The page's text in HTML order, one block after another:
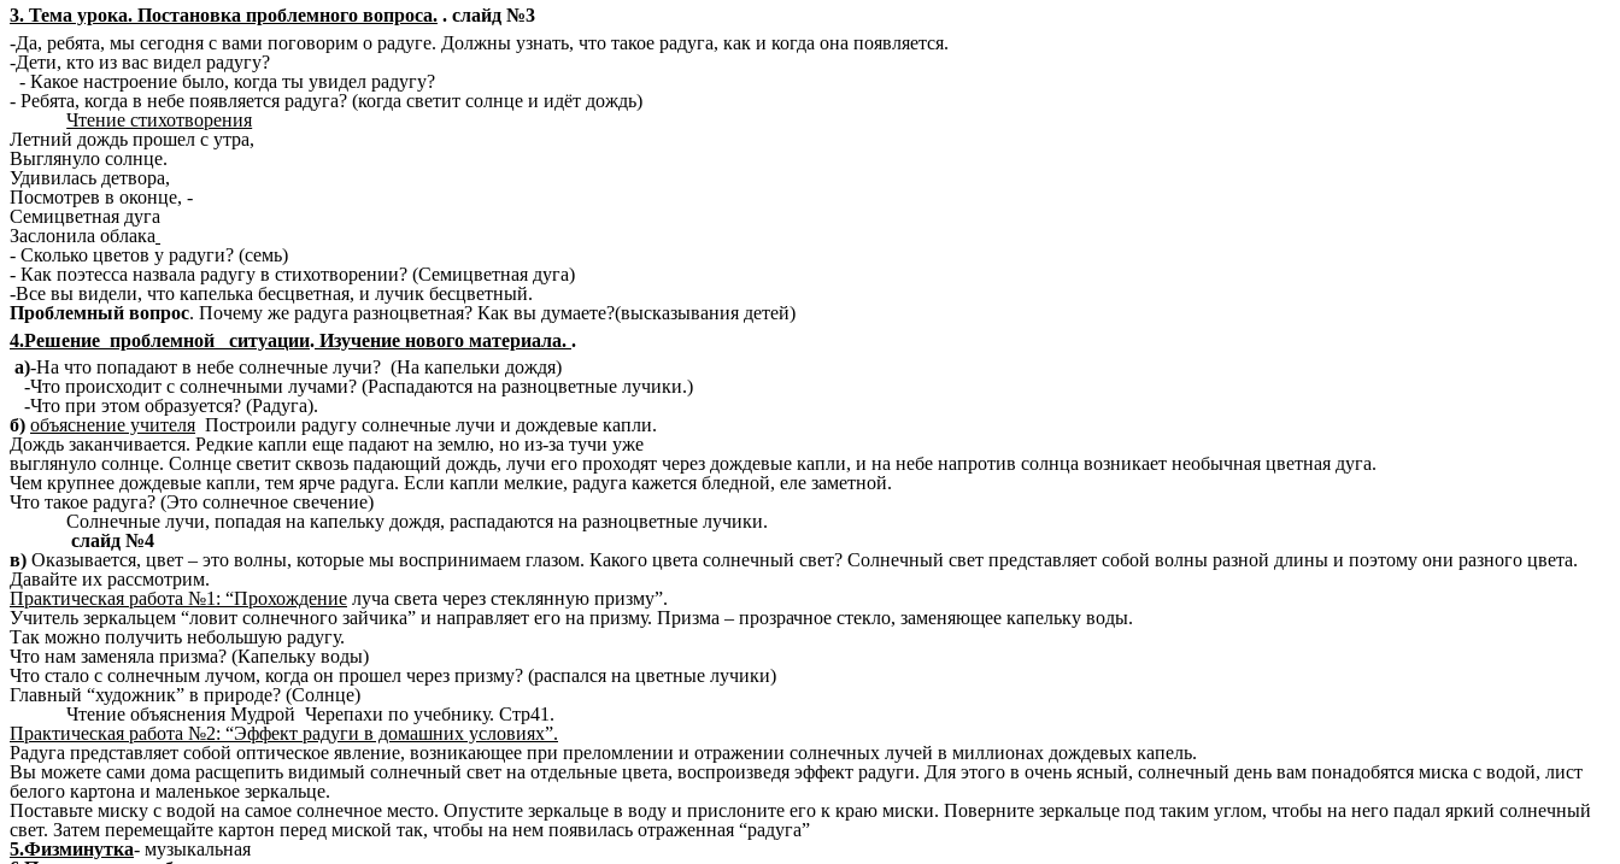
3. Тема урока. Постановка проблемного вопроса. . слайд №3
-Да, ребята, мы сегодня с вами поговорим о радуге. Должны узнать, что такое радуга, как и когда она появляется.
-Дети, кто из вас видел радугу?
- Какое настроение было, когда ты увидел радугу?
- Ребята, когда в небе появляется радуга? (когда светит солнце и идёт дождь)
Чтение стихотворения
Летний дождь прошел с утра,
Выглянуло солнце.
Удивилась детвора,
Посмотрев в оконце, -
Семицветная дуга
Заслонила облака
- Сколько цветов у радуги? (семь)
- Как поэтесса назвала радугу в стихотворении? (Семицветная дуга)
-Все вы видели, что капелька бесцветная, и лучик бесцветный.
Проблемный вопрос. Почему же радуга разноцветная? Как вы думаете?(высказывания детей)
4.Решение проблемной ситуации. Изучение нового материала. .
а)-На что попадают в небе солнечные лучи? (На капельки дождя)
-Что происходит с солнечными лучами? (Распадаются на разноцветные лучики.)
-Что при этом образуется? (Радуга).
б) объяснение учителя Построили радугу солнечные лучи и дождевые капли.
Дождь заканчивается. Редкие капли еще падают на землю, но из-за тучи уже
выглянуло солнце. Солнце светит сквозь падающий дождь, лучи его проходят через дождевые капли, и на небе напротив солнца возникает необычная цветная дуга.
Чем крупнее дождевые капли, тем ярче радуга. Если капли мелкие, радуга кажется бледной, еле заметной.
Что такое радуга? (Это солнечное свечение)
Солнечные лучи, попадая на капельку дождя, распадаются на разноцветные лучики.
слайд №4
в) Оказывается, цвет – это волны, которые мы воспринимаем глазом. Какого цвета солнечный свет? Солнечный свет представляет собой волны разной длины и поэтому они разного цвета.
Давайте их рассмотрим.
Практическая работа №1: “Прохождение луча света через стеклянную призму”.
Учитель зеркальцем “ловит солнечного зайчика” и направляет его на призму. Призма – прозрачное стекло, заменяющее капельку воды.
Так можно получить небольшую радугу.
Что нам заменяла призма? (Капельку воды)
Что стало с солнечным лучом, когда он прошел через призму? (распался на цветные лучики)
Главный “художник” в природе? (Солнце)
Чтение объяснения Мудрой Черепахи по учебнику. Стр41.
Практическая работа №2: “Эффект радуги в домашних условиях”.
Радуга представляет собой оптическое явление, возникающее при преломлении и отражении солнечных лучей в миллионах дождевых капель.
Вы можете сами дома расщепить видимый солнечный свет на отдельные цвета, воспроизведя эффект радуги. Для этого в очень ясный, солнечный день вам понадобятся миска с водой, лист
белого картона и маленькое зеркальце.
Поставьте миску с водой на самое солнечное место. Опустите зеркальце в воду и прислоните его к краю миски. Поверните зеркальце под таким углом, чтобы на него падал яркий солнечный
свет. Затем перемещайте картон перед миской так, чтобы на нем появилась отраженная “радуга”
5.Физминутка- музыкальная